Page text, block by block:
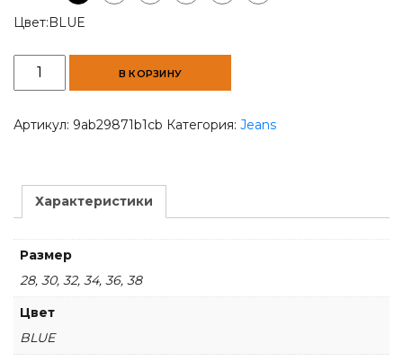
Цвет: BLUE
Количество
товара
Men's
В КОРЗИНУ
Артикул: 9ab29871b1cb Категория: Jeans
Характеристики
Размер
28, 30, 32, 34, 36, 38
Цвет
BLUE